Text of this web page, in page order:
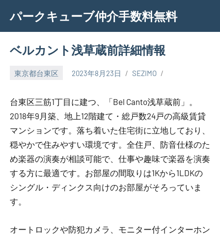
content
パークキューブ仲介手数料無料
ベルカント浅草蔵前詳細情報
東京都台東区 2023年8月23日 SEZIMO
台東区三筋1丁目に建つ、「Bel Canto浅草蔵前」。
2018年9月築、地上12階建て・総戸数24戸の高級賃貸
マンションです。落ち着いた住宅街に立地しており、
穏やかで住みやすい環境です。全住戸、防音仕様のた
め楽器の演奏が相談可能で、仕事や趣味で楽器を演奏
する方に最適です。お部屋の間取りは1Kから1LDKの
シングル・ディンクス向けのお部屋がそろっていま
す。
オートロックや防犯カメラ、モニター付インターホン